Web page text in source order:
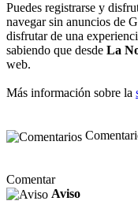
Puedes registrarse y
navegar sin anuncios de
disfrutar de una
sabiendo que desde La
web.
Más información sobre la
Comentar
Aviso